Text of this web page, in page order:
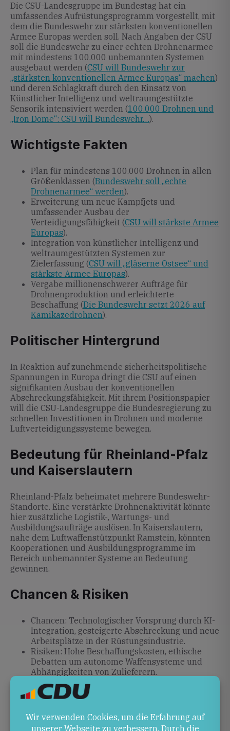
Die CSU-Landesgruppe im Bundestag hat ein
umfassendes Aufrüstungsprogramm vorgestellt, mit
dem die Bundeswehr zur stärksten konventionellen
Armee Europas werden soll. Nach Angaben der CSU
soll die Bundeswehr zu einer echten Drohnenarmee
mit mindestens 100.000 unbemannten Systemen
ausgebaut werden (CSU will Bundeswehr zur
„stärksten konventionellen Armee Europas“ machen)
und deren Schlagkraft durch den Einsatz von
Künstlicher Intelligenz und weltraumgestützte
Sensorik intensiviert werden (100.000 Drohnen und
„Iron Dome“: CSU will Bundeswehr…).
Wichtigste Fakten
Plan für mindestens 100.000 Drohnen in allen
Größenklassen (Bundeswehr soll „echte
Drohnenarmee“ werden).
Erweiterung um neue Kampfjets und
umfassender Ausbau der
Verteidigungsfähigkeit (CSU will stärkste Armee
Europas).
Integration von künstlicher Intelligenz und
weltraumgestützten Systemen zur
Zielerfassung (CSU will „gläserne Ostsee“ und
stärkste Armee Europas).
Vergabe millionenschwerer Aufträge für
Drohnenproduktion und erleichterte
Beschaffung (Die Bundeswehr setzt 2026 auf
Kamikazedrohnen).
Politischer Hintergrund
In Reaktion auf zunehmende sicherheitspolitische
Spannungen in Europa dringt die CSU auf einen
signifikanten Ausbau der konventionellen
Abschreckungsfähigkeit. Mit ihrem Positionspapier
will die CSU-Landesgruppe die Bundesregierung zu
schnellen Investitionen in Drohnen und moderne
Luftverteidigungssysteme bewegen.
Bedeutung für Rheinland-Pfalz
und Kaiserslautern
Rheinland-Pfalz beheimatet mehrere Bundeswehr-
Standorte. Eine verstärkte Drohnenaktivität könnte
hier zusätzliche Logistik-, Wartungs- und
Ausbildungsaufträge auslösen. In Kaiserslautern,
nahe dem Luftwaffenstützpunkt Ramstein, könnten
Kooperationen und Ausbildungsprogramme im
Bereich unbemannter Systeme an Bedeutung
gewinnen.
Chancen & Risiken
Chancen: Technologischer Vorsprung durch KI-
Integration, gesteigerte Abschreckung und neue
Arbeitsplätze in der Rüstungsindustrie.
Risiken: Hohe Beschaffungskosten, ethische
Debatten um autonome Waffensysteme und
Abhängigkeiten von Zulieferern.
Ausblick
Die Vorschläge der CSU werden nun im Bundestag